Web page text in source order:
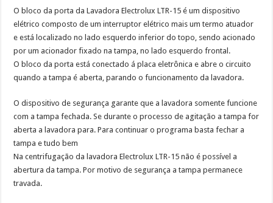
O bloco da porta da Lavadora Electrolux LTR-15 é um dispositivo
elétrico composto de um interruptor elétrico mais um termo atuador
e está localizado no lado esquerdo inferior do topo, sendo acionado
por um acionador fixado na tampa, no lado esquerdo frontal.
O bloco da porta está conectado á placa eletrônica e abre o circuito
quando a tampa é aberta, parando o funcionamento da lavadora.
O dispositivo de segurança garante que a lavadora somente funcione
com a tampa fechada. Se durante o processo de agitação a tampa for
aberta a lavadora para. Para continuar o programa basta fechar a
tampa e tudo bem
Na centrifugação da lavadora Electrolux LTR-15 não é possível a
abertura da tampa. Por motivo de segurança a tampa permanece
travada.